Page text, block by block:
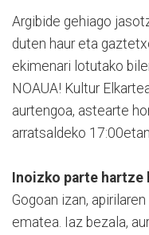
Argibide gehiago
duten haur eta
ekimenari lotutako
NOAUA! Kultur
aurtengoa, astearte
arratsaldeko
Inoizko parte hartze
Gogoan izan,
ematea. Iaz bezala,